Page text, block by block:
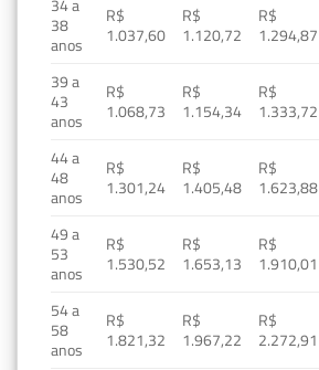
34 a
38
anos
R$
1.037,60
R$
1.120,72
R$
1.294,87
39 a
43
anos
R$
1.068,73
R$
1.154,34
R$
1.333,72
44 a
48
anos
R$
1.301,24
R$
1.405,48
R$
1.623,88
49 a
53
anos
R$
1.530,52
R$
1.653,13
R$
1.910,01
54 a
58
anos
R$
1.821,32
R$
1.967,22
R$
2.272,91